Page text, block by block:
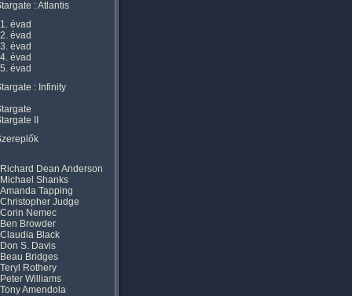
: Atlantis
1. évad
2. évad
3. évad
4. évad
5. évad
: Infinity
II
Richard Dean Anderson
Michael Shanks
Amanda Tapping
Christopher Judge
Corin Nemec
Ben Browder
Claudia Black
Don S. Davis
Beau Bridges
Teryl Rothery
Peter Williams
Tony Amendola